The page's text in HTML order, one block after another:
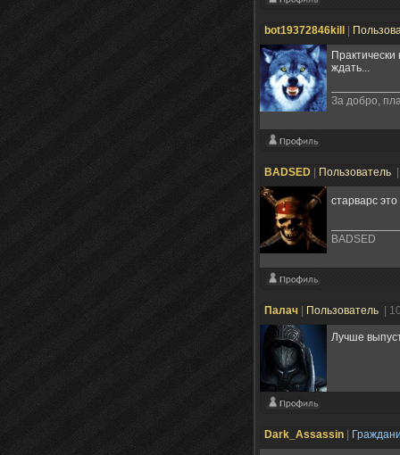
bot19372846kill
ждать...
За добро,
BADSED Пользователь
старварс
BADSED
Палач Пользователь |
Лучше
Dark_Assassin